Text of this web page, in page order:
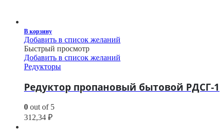
В корзину
Добавить в список желаний
Быстрый просмотр
Добавить в список желаний
Редукторы
Редуктор пропановый бытовой РДСГ-1
0 out of 5
312,34 ₽